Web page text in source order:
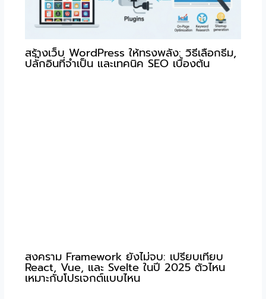
สร้างเว็บ WordPress ให้ทรงพลัง: วิธีเลือกธีม,
ปลั๊กอินที่จำเป็น และเทคนิค SEO เบื้องต้น
สงคราม Framework ยังไม่จบ: เปรียบเทียบ
React, Vue, และ Svelte ในปี 2025 ตัวไหน
เหมาะกับโปรเจกต์แบบไหน